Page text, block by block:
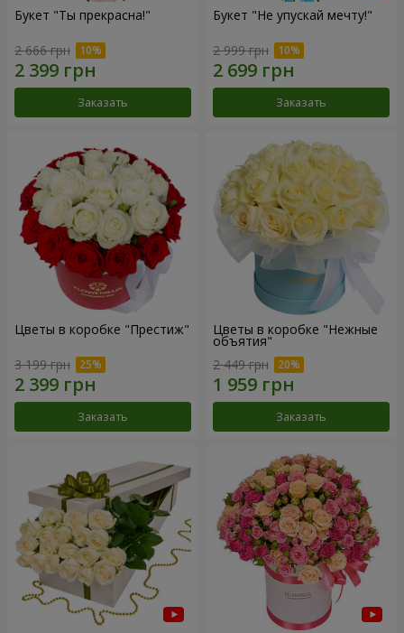
Букет "Ты прекрасна!"
2 666 грн
Заказать
Букет "Не упускай мечту!"
2 999 грн
Заказать
Цветы в коробке "Престиж"
3 199 грн
Заказать
Цветы в коробке "Нежные
объятия"
2 449 грн
Заказать